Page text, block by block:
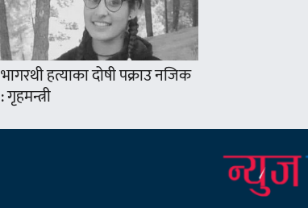
भागरथी हत्याका दोषी पक्राउ नजिक
: गृहमन्त्री